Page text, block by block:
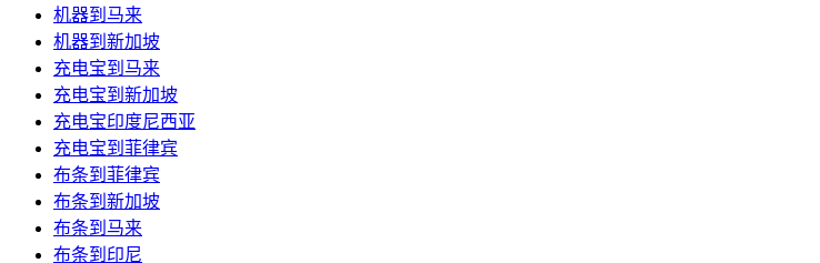
机器到马来
机器到新加坡
充电宝到马来
充电宝到新加坡
充电宝印度尼西亚
充电宝到菲律宾
布条到菲律宾
布条到新加坡
布条到马来
布条到印尼